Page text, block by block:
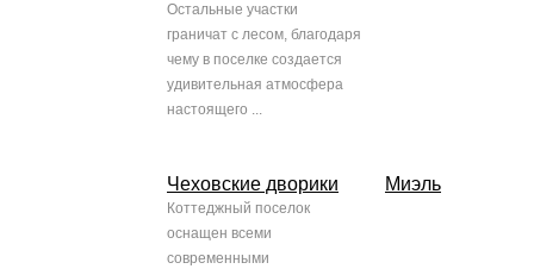
Остальные участки
граничат с лесом, благодаря
чему в поселке создается
удивительная атмосфера
настоящего ...
Чеховские дворики
Коттеджный поселок
оснащен всеми
современными
Миэль